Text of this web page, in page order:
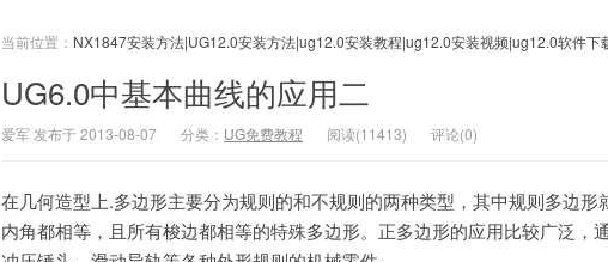
当前位置： NX1847安装方法|UG12.0安装方法|ug12.0安装教程|ug12.0安装视频|ug12.0软件下
UG6.0中基本曲线的应用二
爱军 发布于 2013-08-07 分类： UG免费教程 阅读(11413) 评论(0)
在几何造型上.多边形主要分为规则的和不规则的两种类型，其中规则多边
内角都相等，且所有梭边都相等的特殊多边形。正多边形的应用比较广泛，